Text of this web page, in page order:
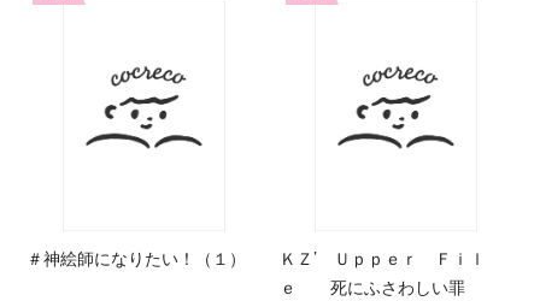
＃神絵師になりたい！（１）
ＫＺ’ Ｕｐｐｅｒ Ｆｉｌ
ｅ 死にふさわしい罪